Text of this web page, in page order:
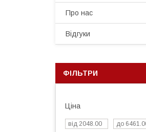
Про нас
Вiдгуки
ФІЛЬТРИ
Ціна